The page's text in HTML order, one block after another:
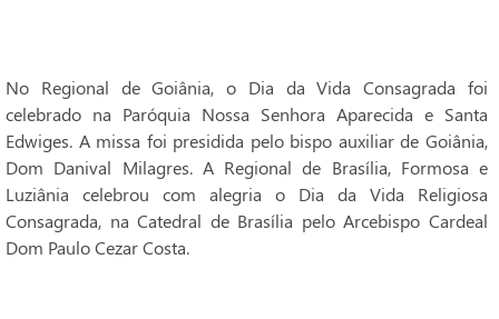
No Regional de Goiânia, o Dia da Vida Consagrada foi
celebrado na Paróquia Nossa Senhora Aparecida e Santa
Edwiges. A missa foi presidida pelo bispo auxiliar de Goiânia,
Dom Danival Milagres. A Regional de Brasília, Formosa e
Luziânia celebrou com alegria o Dia da Vida Religiosa
Consagrada, na Catedral de Brasília pelo Arcebispo Cardeal
Dom Paulo Cezar Costa.